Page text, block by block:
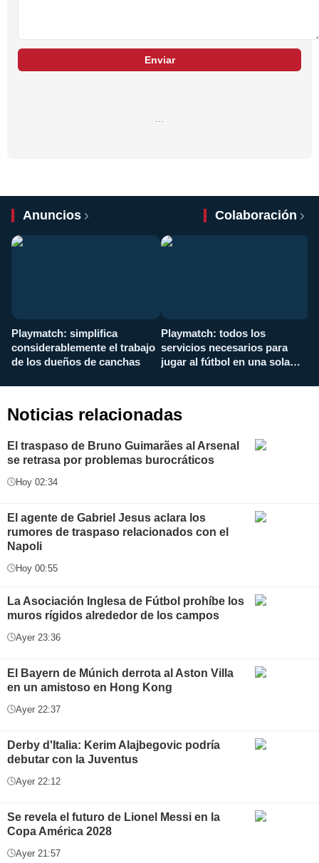
Enviar
Anuncios Colaboración
Playmatch: simplifica
considerablemente el trabajo
de los dueños de canchas
Playmatch: todos los
servicios necesarios para
jugar al fútbol en una sola
Noticias relacionadas
El traspaso de Bruno Guimarães al Arsenal
se retrasa por problemas burocráticos
Hoy 02:34
El agente de Gabriel Jesus aclara los
rumores de traspaso relacionados con el
Napoli
Hoy 00:55
La Asociación Inglesa de Fútbol prohíbe los
muros rígidos alrededor de los campos
Ayer 23:36
El Bayern de Múnich derrota al Aston Villa
en un amistoso en Hong Kong
Ayer 22:37
Derby d'Italia: Kerim Alajbegovic podría
debutar con la Juventus
Ayer 22:12
Se revela el futuro de Lionel Messi en la
Copa América 2028
Ayer 21:57